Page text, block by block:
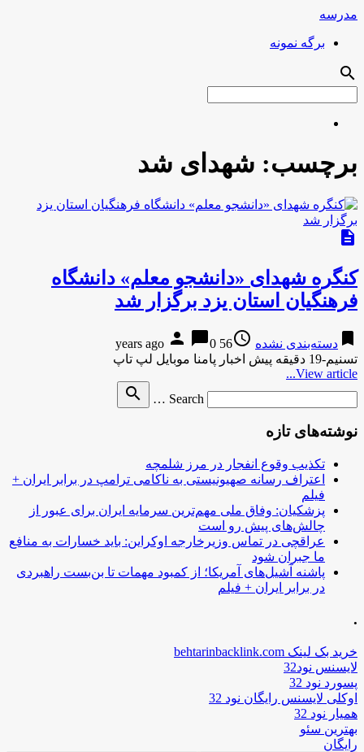
مدرسه
برگه نمونه
search
برچسب: شهدای شد
description
کنگره شهدای «دانشجو معلم» دانشگاه
فرهنگیان استان یزد برگزار شد
bookmark دسته‌بندی نشده access_time
56 years ago
person chat_bubble0
تسنیم-19 دقیقه پیش اخبار پامنا موبایل لپ تاپ
View article...
Search …
search
نوشته‌های تازه
تکذیب وقوع انفجار در مرز شلمچه
اعتراف رسانه صهیونیستی به ناکامی ترامپ در برابر ایران +
فیلم
پزشکیان: وفاق ملی مهم‌ترین سرمایه ایران برای عبور از
چالش‌های پیش رو است
عراقچی در تماس وزیرخارجه اوکراین: باید خسارات به منافع
ما جبران شود
پاشنه آشیل‌های آمریکا؛ از کمبود مهمات تا بن‌بست راهبردی
در برابر ایران + فیلم
.
خرید بک لینک behtarinbacklink.com
لایسنس نود32
پسورد نود 32
اوکلی لایسنس رایگان نود 32
همیار نود 32
بهترین سئو
رایگان